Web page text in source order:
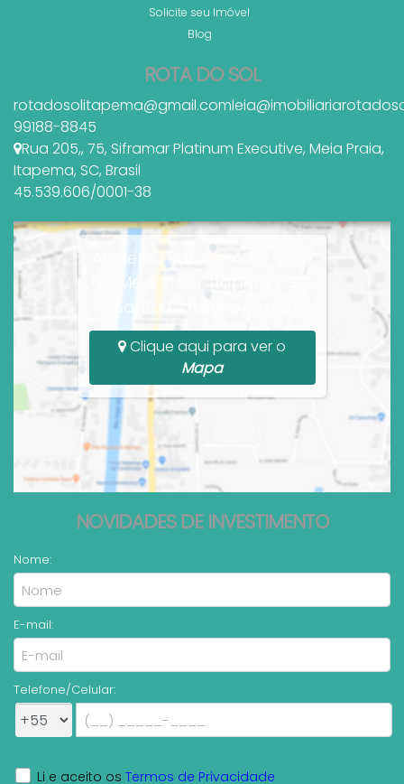
Solicite seu Imóvel
Blog
ROTA DO SOL
rotadosolitapema@gmail.com
99188-8845
Rua 205,, 75, Siframar Platinum Executive, Meia Praia,
Itapema, SC, Brasil
45.539.606/0001-38
Av Nereu Ramos, 4077, Sala
09, Meia Praia, Itapema, SC,
Santa Catarina, Brasil
Clique aqui para ver o
Mapa
NOVIDADES DE INVESTIMENTO
Nome:
E-mail:
Telefone/Celular:
Li e aceito os Termos de Privacidade